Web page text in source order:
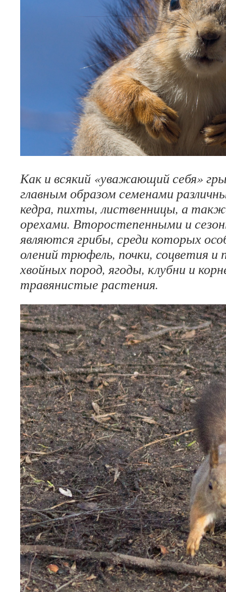
Как и всякий «уважающий себя»
главным образом семенами
кедра, пихты, лиственницы, а
орехами. Второстепенными и
являются грибы, среди которых
олений трюфель, почки, соцветия и
хвойных пород, ягоды, клубни и
травянистые растения.